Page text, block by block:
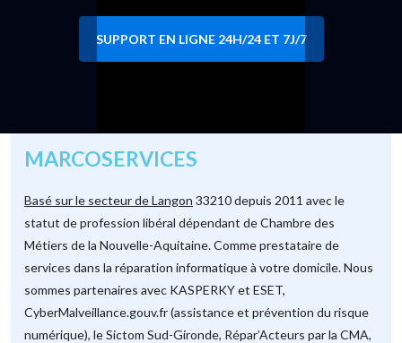
SUPPORT EN LIGNE 24H/24 ET 7J/7
MARCOSERVICES
Basé sur le secteur de Langon 33210 depuis 2011 avec le
statut de profession libéral dépendant de Chambre des
Métiers de la Nouvelle-Aquitaine. Comme prestataire de
services dans la réparation informatique à votre domicile. Nous
sommes partenaires avec KASPERKY et ESET,
CyberMalveillance.gouv.fr (assistance et prévention du risque
numérique), le Sictom Sud-Gironde, Répar’Acteurs par la CMA,